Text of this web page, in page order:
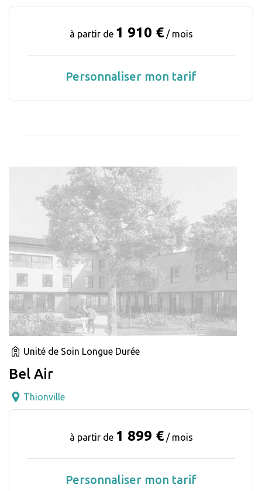
à partir de 1 910 € / mois
Personnaliser mon tarif
Unité de Soin Longue Durée
Bel Air
Thionville
à partir de 1 899 € / mois
Personnaliser mon tarif